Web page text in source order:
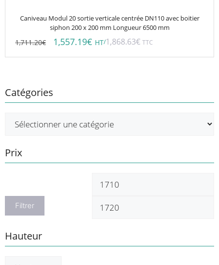
Caniveau Modul 20 sortie verticale centrée DN110 avec boitier
siphon 200 x 200 mm Longueur 6500 mm
1,711.20€ 1,557.19€ HT/1,868.63€ TTC
Catégories
Prix
Prix
Filtrer
Hauteur